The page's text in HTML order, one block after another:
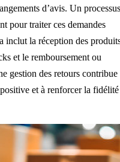
d’avis. Un processus
pour traiter ces demandes
inclut la réception des
et le remboursement ou
gestion des retours contribue
et à renforcer la fidélité